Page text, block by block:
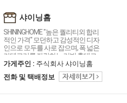
샤이닝홈
SHININGHOME "높은 퀄리티외 합리
적인 가격" 모던하고 감성적인 디자
인으로 모두를 사로 잡으며, 폭 넓은
카테고리를 자랑하는 리빙 홈데코
인테리어 샤이닝홈입니다.
가게주인 : 주식회사 샤이닝홈
전화 및 택배정보